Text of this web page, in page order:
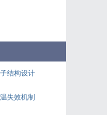
结构设计
失效机制